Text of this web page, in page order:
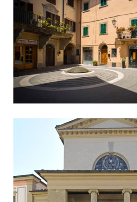
San Silvestro